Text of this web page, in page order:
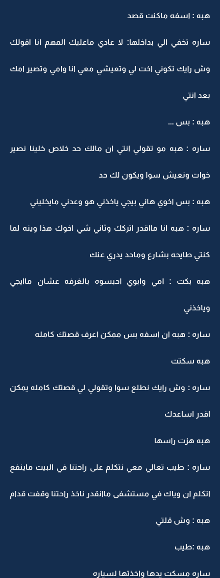
هبه : اسفه ماكنت قصد
ساره تخفي الي بداخلها: لا عادي ماعليك المهم انا اقولك
وش رايك تكوني اخت لي وتعيشي معي انا وامي وتصير امك
بعد انتي
هبه : بس ...
ساره : هبه مو تقولي انتي ان مالك حد خلاص خلينا نصير
خوات ونعيش سوا ويكون لك حد
هبه : بس اخوي هاني بيجي ياخذني هو وعدني مايخليني
ساره : هبه انا مااقدر اتركك وثاني شي اخوك هذا وينه لما
كنتي طايحه بشارع وماحد يدري عنك
هبه بكت : امي وابوي احبسوه بالغرفه عشان ماايجي
وياخذني
ساره : هبه ان اسفه بس ممكن اعرف قصتك كامله
هبه سكتت
ساره : وش رايك نطلع سوا وتقولي لي قصتك كامله يمكن
اقدر اساعدك
هبه هزت راسها
ساره : طيب تعالي معي نتكلم على راحتنا في البيت ماينفع
اتكلم ان وياك في مستشفى ماانقدر ناخذ راحتنا وقفت قدام
هبه : وش قلتي
هبه :طيب
ساره مسكت يدها واخذتها لسياره